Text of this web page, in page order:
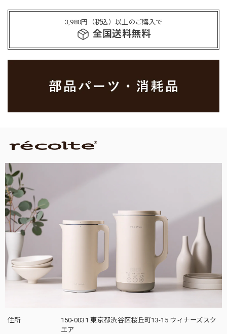
3,980円（税込）以上のご購入で
全国送料無料
住所
150-0031 東京都渋谷区桜丘町13-15 ウィナーズスク
エア